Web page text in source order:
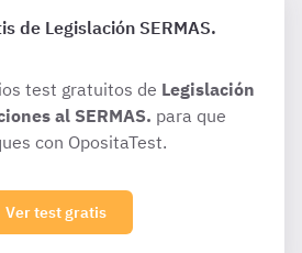
de Legislación SERMAS.
test gratuitos de Legislación
al SERMAS. para que
con OpositaTest.
Ver test gratis